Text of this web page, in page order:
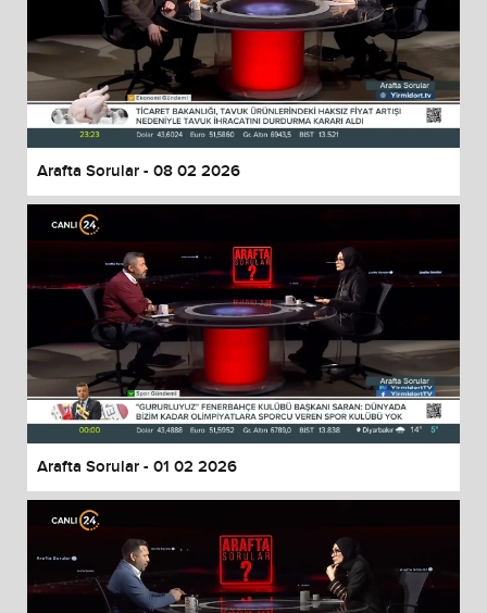
Arafta Sorular - 08 02 2026
Arafta Sorular - 01 02 2026